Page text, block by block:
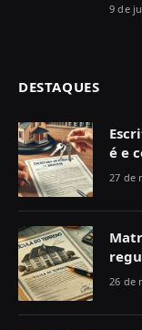
9 de
DESTAQUES
é e
27 de
26 de